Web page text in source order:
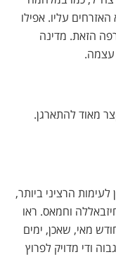
עליו. אפילו
הזאת. מדינה
עצמה.
מאוד להתארגן.
הרציני ביותר,
וחמאס. ראו
מאי, שאכן, ימים
ודי מדויק לפרוץ